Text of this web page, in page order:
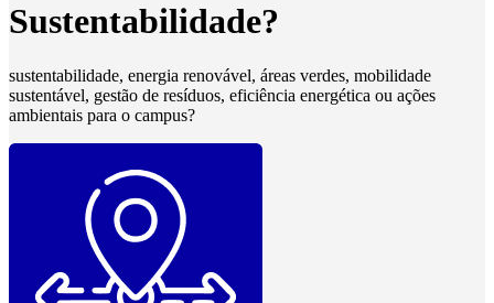
Sustentabilidade?
sustentabilidade, energia renovável, áreas verdes, mobilidade
sustentável, gestão de resíduos, eficiência energética ou ações
ambientais para o campus?